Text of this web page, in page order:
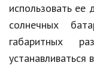
использовать
солнечных
габаритных
устанавливаться